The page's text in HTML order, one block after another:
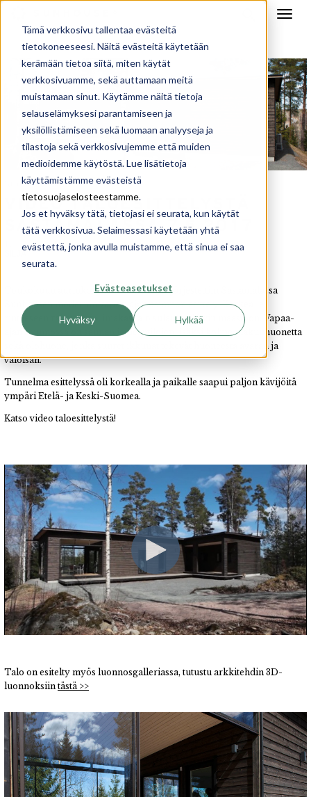
Tämä verkkosivu tallentaa evästeitä
tietokoneeseesi. Näitä evästeitä käytetään
kerämään tietoa siitä, miten käytät
verkkosivuamme, sekä auttamaan meitä
muistamaan sinut. Käytämme näitä tietoja
selauselämyksesi parantamiseen ja
yksilöllistämiseen sekä luomaan analyyseja ja
tilastoja sekä verkkosivujemme että muiden
medioidemme käytöstä. Lue lisätietoja
käyttämistämme evästeistä
tietosuojaselosteestamme.
Jos et hyväksy tätä, tietojasi ei seurata, kun käytät
tätä verkkosivua. Selaimessasi käytetään yhtä
evästettä, jonka avulla muistamme, että sinua ei saa
seurata.
Evästeasetukset
Hyväksy Hylkää
taloesittelyt
VIDEO TALOESITTELYSTÄ
SASTAMALASSA 7.5.2017
12.5.2017 15:40
SILJA
Toukokuun aurinkoisena sunnuntaina järjestettiin Sastamalassa
Sunhousen modernin vapaa-ajan asunnon esittely. Korkealle
rinteeseen rakennettu linjakas talo sulautuu hyvin maastoon. Vapaa-
ajan asunnossa on saunan ja pesutilojen lisäksi kolme makuuhuonetta
sekä olohuone, jonka suuret ikkunat tekevät huoneesta avaran ja
valoisan.
Tunnelma esittelyssä oli korkealla ja paikalle saapui paljon kävijöitä
ympäri Etelä- ja Keski-Suomea.
Katso video taloesittelystä!
Talo on esitelty myös luonnosgalleriassa, tutustu arkkitehdin 3D-
luonnoksiin tästä >>